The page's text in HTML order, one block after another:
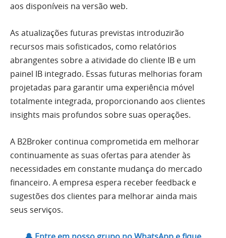
aos disponíveis na versão web.
As atualizações futuras previstas introduzirão
recursos mais sofisticados, como relatórios
abrangentes sobre a atividade do cliente IB e um
painel IB integrado. Essas futuras melhorias foram
projetadas para garantir uma experiência móvel
totalmente integrada, proporcionando aos clientes
insights mais profundos sobre suas operações.
A B2Broker continua comprometida em melhorar
continuamente as suas ofertas para atender às
necessidades em constante mudança do mercado
financeiro. A empresa espera receber feedback e
sugestões dos clientes para melhorar ainda mais
seus serviços.